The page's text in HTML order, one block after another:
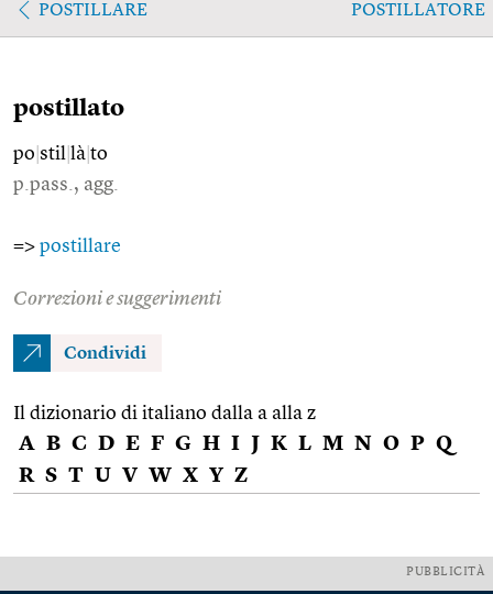
POSTILLARE POSTILLATORE
postillato
po stil là to
p.pass., agg.
=> postillare
Correzioni e suggerimenti
Condividi
Il dizionario di italiano dalla a alla z
A B C D E F G H I J K L M N O P Q
R S T U V W X Y Z
PUBBLICITÀ